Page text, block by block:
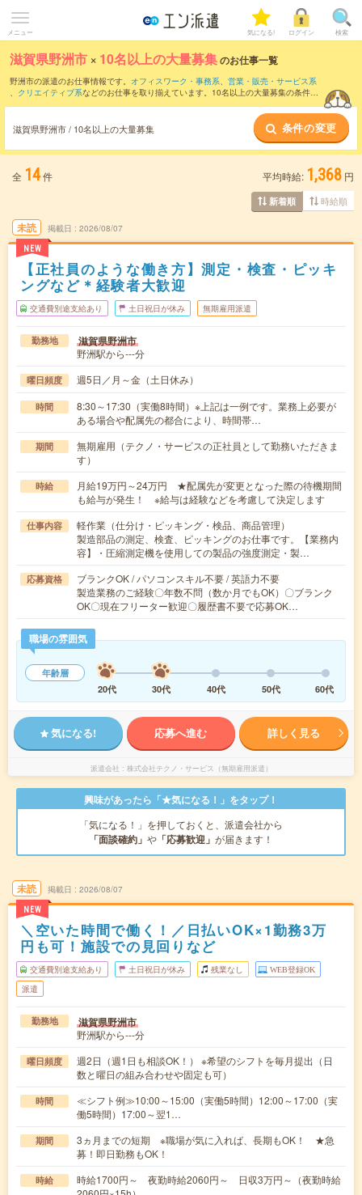
メニュー 気になる! ログイン 検索
滋賀県野洲市 × 10名以上の大量募集のお仕事一覧
野洲市の派遣のお仕事情報です。 オフィスワーク・事務系、 営業・販売・サービス系
、 クリエイティブ系などのお仕事を取り揃えています。10名以上の大量募集の条件の
滋賀県野洲市 / 10名以上の大量募集 条件の変更
全 14件 平均時給: 1,368 円
新着順 時給順
未読
NEW
掲載日 2026/08/07
【正社員のような働き方】測定・検査・ピッキ
ングなど＊経験者大歓迎
交通費別途支給あり 土日祝日が休み 無期雇用派遣
勤務地 滋賀県野洲市
野洲駅から---分
曜日頻度 週5日／月～金（土日休み）
時間
8:30～17:30（実働8時間）※上記は一例です。業務上必要が
ある場合や配属先の都合により、時間帯…
期間
無期雇用（テクノ・サービスの正社員として勤務いただきま
す）
時給
月給19万円～24万円 ★配属先が変更となった際の待機期間
も給与が発生！ ※給与は経験などを考慮して決定します
仕事内容
軽作業（仕分け・ピッキング・検品、商品管理）
製造部品の測定、検査、ピッキングのお仕事です。【業務内
容】・圧縮測定機を使用しての製品の強度測定・製…
応募資格
ブランクOK / パソコンスキル不要 / 英語力不要
製造業務のご経験〇年数不問（数か月でもOK）〇ブランク
OK〇現在フリーター歓迎〇履歴書不要で応募OK…
職場の雰囲気
年齢層
20代
30代 40代 50代 60代
気になる! 応募へ進む 詳しく見る
派遣会社 株式会社テクノ・サービス（無期雇用派遣）
興味があったら「★気になる！」をタップ！
「気になる！」を押しておくと、派遣会社から
「面談確約」 や 「応募歓迎」 が届きます！
未読
NEW
掲載日 2026/08/07
＼空いた時間で働く！／日払いOK×1勤務3万
円も可！施設での見回りなど
交通費別途支給あり 土日祝日が休み 残業なし WEB登録OK
派遣
勤務地 滋賀県野洲市
野洲駅から---分
曜日頻度
週2日（週1日も相談OK！） ※希望のシフトを毎月提出（日
数と曜日の組み合わせや固定も可）
時間
≪シフト例≫10:00～15:00（実働5時間）12:00～17:00（実
働5時間）17:00～翌1…
期間
3ヵ月までの短期 ※職場が気に入れば、長期もOK！ ★急
募！即日勤務もOK！
時給
時給1700円～ 夜勤時給2060円～ 日収3万円～（夜勤時給